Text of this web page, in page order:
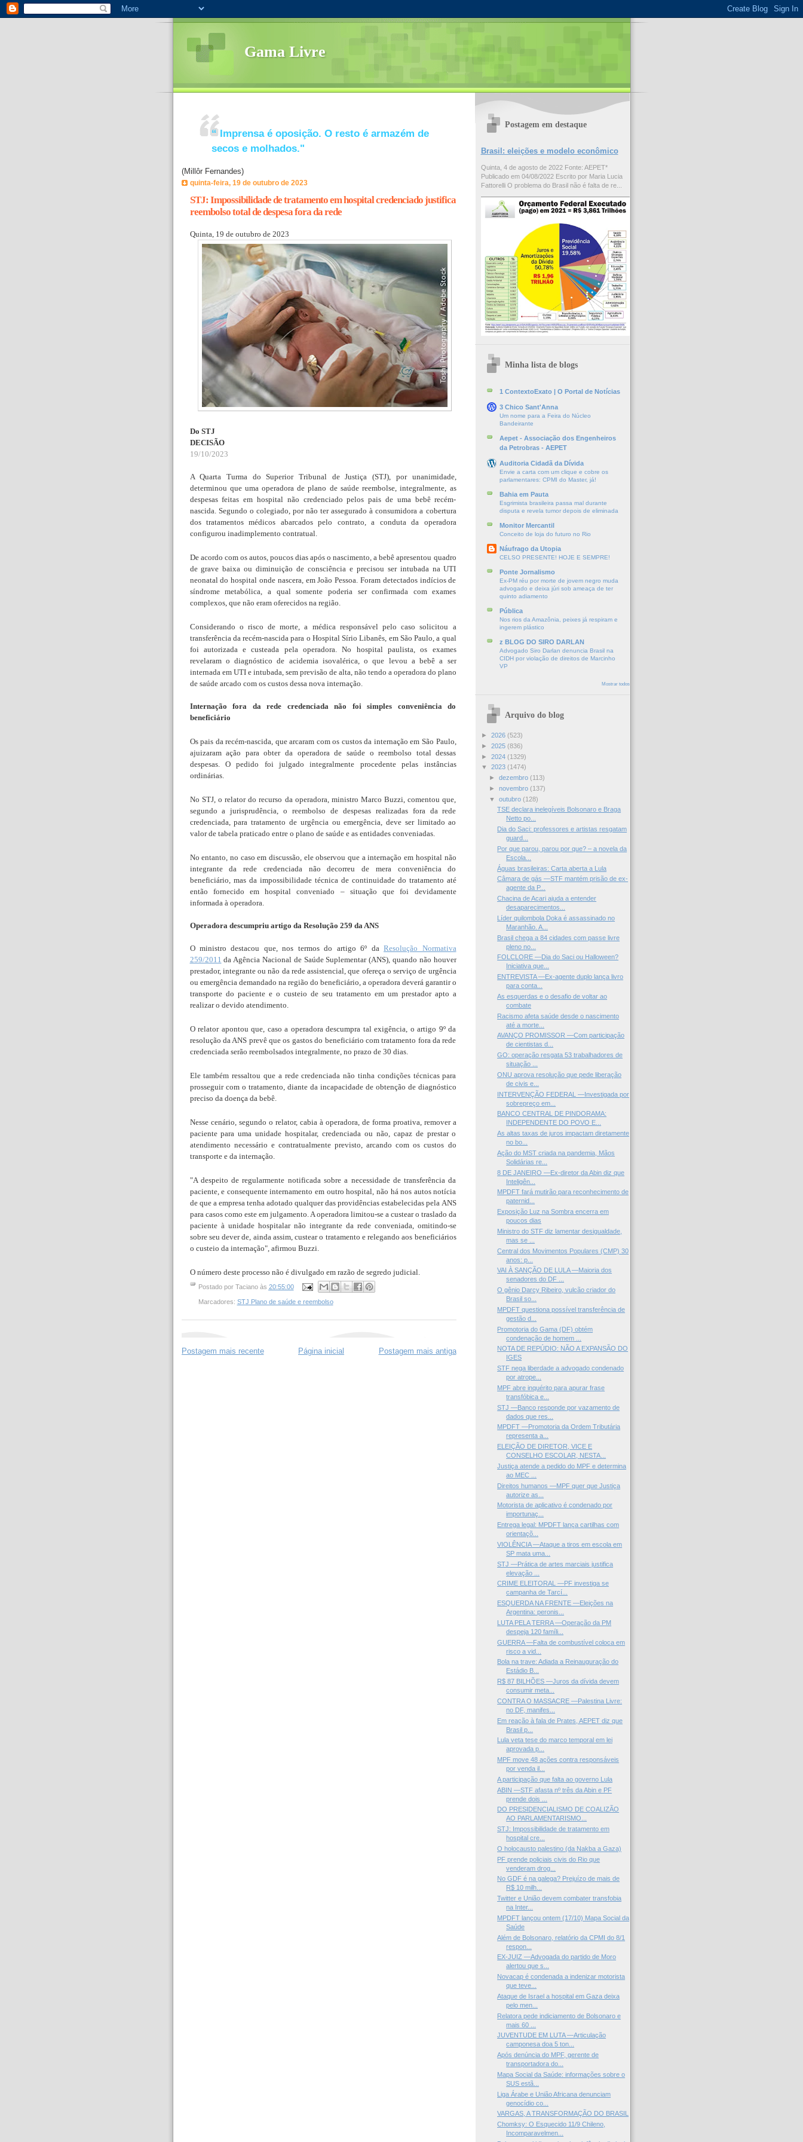
Gama Livre
“ Imprensa é oposição. O resto é armazém de
secos e molhados."
(Millôr Fernandes)
quinta-feira, 19 de outubro de 2023
STJ: Impossibilidade de tratamento em hospital credenciado justifica
reembolso total de despesa fora da rede
Quinta, 19 de outubro de 2023
Do STJ
DECISÃO
19/10/2023
A Quarta Turma do Superior Tribunal de Justiça (STJ), por unanimidade,
determinou que uma operadora de plano de saúde reembolse, integralmente, as
despesas feitas em hospital não credenciado pelos pais de uma bebê recém-
nascida. Segundo o colegiado, por não ter assegurado à consumidora a cobertura
dos tratamentos médicos abarcados pelo contrato, a conduta da operadora
configurou inadimplemento contratual.
De acordo com os autos, poucos dias após o nascimento, a bebê apresentou quadro
de grave baixa ou diminuição de consciência e precisou ser intubada na UTI
neonatal do hospital onde nascera, em João Pessoa. Foram detectados indícios de
síndrome metabólica, a qual somente poderia ser confirmada com exames
complexos, que não eram oferecidos na região.
Considerando o risco de morte, a médica responsável pelo caso solicitou a
transferência da recém-nascida para o Hospital Sírio Libanês, em São Paulo, a qual
foi autorizada e custeada pela operadora. No hospital paulista, os exames
revelaram o diagnóstico de acidemia isovalérica, o que levou a bebê a ser
internada em UTI e intubada, sem previsão de alta, não tendo a operadora do plano
de saúde arcado com os custos dessa nova internação.
Internação fora da rede credenciada não foi simples conveniência do
beneficiário
Os pais da recém-nascida, que arcaram com os custos da internação em São Paulo,
ajuizaram ação para obter da operadora de saúde o reembolso total dessas
despesas. O pedido foi julgado integralmente procedente pelas instâncias
ordinárias.
No STJ, o relator do recurso da operadora, ministro Marco Buzzi, comentou que,
segundo a jurisprudência, o reembolso de despesas realizadas fora da rede
credenciada, para tratamento de urgência ou emergência, deve ser limitado ao
valor de tabela praticado entre o plano de saúde e as entidades conveniadas.
No entanto, no caso em discussão, ele observou que a internação em hospital não
integrante da rede credenciada não decorreu de mera conveniência do
beneficiário, mas da impossibilidade técnica de continuidade do tratamento até
então fornecido em hospital conveniado – situação que foi devidamente
informada à operadora.
Operadora descumpriu artigo da Resolução 259 da ANS
O ministro destacou que, nos termos do artigo 6º daResolução Normativa
259/2011 da Agência Nacional de Saúde Suplementar (ANS), quando não houver
prestador, integrante ou não da rede assistencial, que ofereça o serviço de urgência
ou emergência demandado na região do beneficiário, a operadora deverá garantir o
transporte do paciente e o custeio de seu tratamento em um prestador apto a
realizar o devido atendimento.
O relator apontou que, caso a operadora descumpra tal exigência, o artigo 9º da
resolução da ANS prevê que os gastos do beneficiário com tratamento fora da rede
credenciada serão reembolsados integralmente, no prazo de 30 dias.
Ele também ressaltou que a rede credenciada não tinha condições técnicas para
prosseguir com o tratamento, diante da incapacidade de obtenção de diagnóstico
preciso da doença da bebê.
Nesse cenário, segundo o relator, cabia à operadora, de forma proativa, remover a
paciente para uma unidade hospitalar, credenciada ou não, capaz de prestar o
atendimento necessário e contratualmente previsto, arcando com os custos do
transporte e da internação.
"A despeito de regularmente notificada sobre a necessidade de transferência da
paciente, e consequente internamento em outro hospital, não há nos autos notícia
de que a empresa tenha adotado qualquer das providências estabelecidas pela ANS
para casos como este em julgamento. A operadora limitou-se a custear o traslado da
paciente à unidade hospitalar não integrante da rede conveniada, omitindo-se
sobre seu dever de, ainda assim, custear o tratamento e relegando aos beneficiários
o custeio da internação", afirmou Buzzi.
O número deste processo não é divulgado em razão de segredo judicial.
Postado por Taciano às 20:55:00
Marcadores: STJ Plano de saúde e reembolso
Postagem mais recente Postagem mais antiga
Página inicial
Postagem em destaque
Brasil: eleições e modelo econômico
Quinta, 4 de agosto de 2022 Fonte: AEPET*
Publicado em 04/08/2022 Escrito por Maria Lucia
Fattorelli O problema do Brasil não é falta de re...
Minha lista de blogs
1 ContextoExato | O Portal de Notícias
3 Chico Sant'Anna
Um nome para a Feira do Núcleo
Bandeirante
Aepet - Associação dos Engenheiros
da Petrobras - AEPET
Auditoria Cidadã da Dívida
Envie a carta com um clique e cobre os
parlamentares: CPMI do Master, já!
Bahia em Pauta
Esgrimista brasileira passa mal durante
disputa e revela tumor depois de eliminada
Monitor Mercantil
Conceito de loja do futuro no Rio
Náufrago da Utopia
CELSO PRESENTE! HOJE E SEMPRE!
Ponte Jornalismo
Ex-PM réu por morte de jovem negro muda
advogado e deixa júri sob ameaça de ter
quinto adiamento
Pública
Nos rios da Amazônia, peixes já respiram e
ingerem plástico
z BLOG DO SIRO DARLAN
Advogado Siro Darlan denuncia Brasil na
CIDH por violação de direitos de Marcinho
VP
Mostrar todos
Arquivo do blog
► 2026 (523)
► 2025 (836)
► 2024 (1329)
▼ 2023 (1474)
► dezembro (113)
► novembro (137)
▼ outubro (128)
TSE declara inelegíveis Bolsonaro e Braga
Netto po...
Dia do Saci: professores e artistas resgatam
guard...
Por que parou, parou por que? – a novela da
Escola...
Águas brasileiras: Carta aberta a Lula
Câmara de gás —STF mantém prisão de ex-
agente da P...
Chacina de Acari ajuda a entender
desaparecimentos...
Líder quilombola Doka é assassinado no
Maranhão. A...
Brasil chega a 84 cidades com passe livre
pleno no...
FOLCLORE —Dia do Saci ou Halloween?
Iniciativa que...
ENTREVISTA —Ex-agente duplo lança livro
para conta...
As esquerdas e o desafio de voltar ao
combate
Racismo afeta saúde desde o nascimento
até a morte...
AVANÇO PROMISSOR —Com participação
de cientistas d...
GO: operação resgata 53 trabalhadores de
situação ...
ONU aprova resolução que pede liberação
de civis e...
INTERVENÇÃO FEDERAL —Investigada por
sobrepreço em...
BANCO CENTRAL DE PINDORAMA:
INDEPENDENTE DO POVO E...
As altas taxas de juros impactam diretamente
no bo...
Ação do MST criada na pandemia, Mãos
Solidárias re...
8 DE JANEIRO —Ex-diretor da Abin diz que
Inteligên...
MPDFT fará mutirão para reconhecimento de
paternid...
Exposição Luz na Sombra encerra em
poucos dias
Ministro do STF diz lamentar desigualdade,
mas se ...
Central dos Movimentos Populares (CMP) 30
anos: p...
VAI À SANÇÃO DE LULA —Maioria dos
senadores do DF ...
O gênio Darcy Ribeiro, vulcão criador do
Brasil so...
MPDFT questiona possível transferência de
gestão d...
Promotoria do Gama (DF) obtém
condenação de homem ...
NOTA DE REPÚDIO: NÃO A EXPANSÃO DO
IGES
STF nega liberdade a advogado condenado
por atrope...
MPF abre inquérito para apurar frase
transfóbica e...
STJ —Banco responde por vazamento de
dados que res...
MPDFT —Promotoria da Ordem Tributária
representa a...
ELEIÇÃO DE DIRETOR, VICE E
CONSELHO ESCOLAR, NESTA...
Justiça atende a pedido do MPF e determina
ao MEC ...
Direitos humanos —MPF quer que Justiça
autorize as...
Motorista de aplicativo é condenado por
importunaç...
Entrega legal: MPDFT lança cartilhas com
orientaçõ...
VIOLÊNCIA —Ataque a tiros em escola em
SP mata uma...
STJ —Prática de artes marciais justifica
elevação ...
CRIME ELEITORAL —PF investiga se
campanha de Tarcí...
ESQUERDA NA FRENTE —Eleições na
Argentina: peronis...
LUTA PELA TERRA —Operação da PM
despeja 120 famíli...
GUERRA —Falta de combustível coloca em
risco a vid...
Bola na trave: Adiada a Reinauguração do
Estádio B...
R$ 87 BILHÕES —Juros da dívida devem
consumir meta...
CONTRA O MASSACRE —Palestina Livre:
no DF, manifes...
Em reação à fala de Prates, AEPET diz que
Brasil p...
Lula veta tese do marco temporal em lei
aprovada p...
MPF move 48 ações contra responsáveis
por venda il...
A participação que falta ao governo Lula
ABIN —STF afasta nº três da Abin e PF
prende dois ...
DO PRESIDENCIALISMO DE COALIZÃO
AO PARLAMENTARISMO...
STJ: Impossibilidade de tratamento em
hospital cre...
O holocausto palestino (da Nakba a Gaza)
PF prende policiais civis do Rio que
venderam drog...
No GDF é na galega? Prejuízo de mais de
R$ 10 milh...
Twitter e União devem combater transfobia
na Inter...
MPDFT lançou ontem (17/10) Mapa Social da
Saúde
Além de Bolsonaro, relatório da CPMI do 8/1
respon...
EX-JUIZ —Advogada do partido de Moro
alertou que s...
Novacap é condenada a indenizar motorista
que teve...
Ataque de Israel a hospital em Gaza deixa
pelo men...
Relatora pede indiciamento de Bolsonaro e
mais 60 ...
JUVENTUDE EM LUTA —Articulação
camponesa doa 5 ton...
Após denúncia do MPF, gerente de
transportadora do...
Mapa Social da Saúde: informações sobre o
SUS estã...
Liga Árabe e União Africana denunciam
genocídio co...
VARGAS, A TRANSFORMAÇÃO DO BRASIL
Chomksy: O Esquecido 11/9 Chileno,
Incomparavelmen...